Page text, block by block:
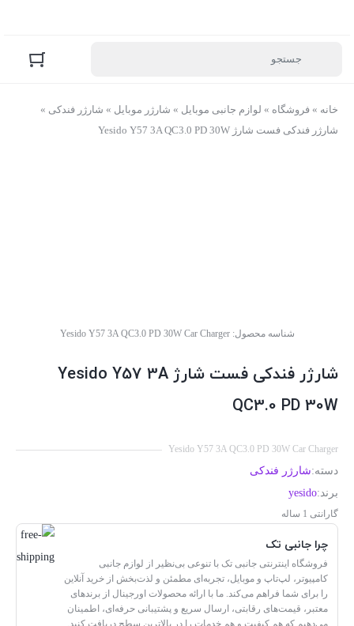
خانه » فروشگاه » لوازم جانبی موبایل » شارژر موبایل » شارژر فندکی »
شارژر فندکی فست شارژ Yesido Y57 3A QC3.0 PD 30W
شناسه محصول:Yesido Y57 3A QC3.0 PD 30W Car Charger
شارژر فندکی فست شارژ Yesido Y57 3A
QC3.0 PD 30W
Yesido Y57 3A QC3.0 PD 30W Car Charger
دسته:شارژر فندکی
برند:yesido
گارانتی 1 ساله
چرا جانبی تک
فروشگاه اینترنتی جانبی تک با تنوعی بی‌نظیر از لوازم جانبی
کامپیوتر، لپ‌تاپ و موبایل، تجربه‌ای مطمئن و لذت‌بخش از خرید آنلاین
را برای شما فراهم می‌کند. ما با ارائه محصولات اورجینال از برندهای
معتبر، قیمت‌های رقابتی، ارسال سریع و پشتیبانی حرفه‌ای، اطمینان
می‌دهیم که هم کیفیت و هم خدمات را در بالاترین سطح دریافت کنید.